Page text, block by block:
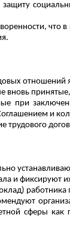
что
отношений
вновь
при
и
трудового
и фиксируют
сферы как